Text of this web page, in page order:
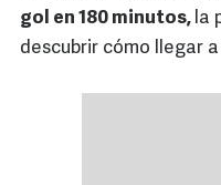
gol en 180 minutos, la
descubrir cómo llegar